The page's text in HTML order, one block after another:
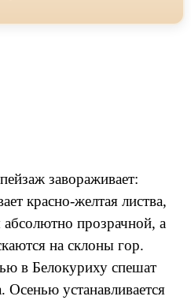
завораживает:
красно-желтая листва,
абсолютно прозрачной, а
на склоны гор.
в Белокуриху спешат
Осенью устанавливается